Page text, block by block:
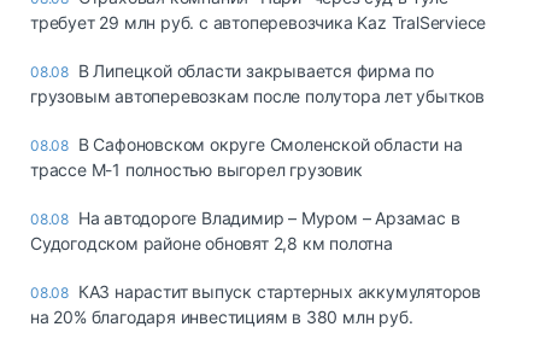
требует 29 млн руб. с автоперевозчика Kaz TralServiece
08.08 В Липецкой области закрывается фирма по
грузовым автоперевозкам после полутора лет убытков
08.08 В Сафоновском округе Смоленской области на
трассе М-1 полностью выгорел грузовик
08.08 На автодороге Владимир – Муром – Арзамас в
Судогодском районе обновят 2,8 км полотна
08.08 КАЗ нарастит выпуск стартерных аккумуляторов
на 20% благодаря инвестициям в 380 млн руб.